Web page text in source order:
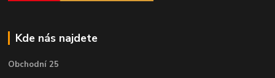
Kde nás najdete
Obchodní 25